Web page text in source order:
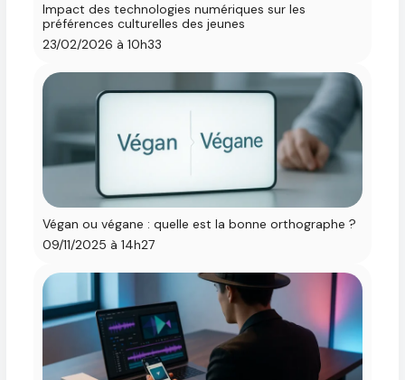
Impact des technologies numériques sur les
préférences culturelles des jeunes
23/02/2026 à 10h33
Végan ou végane : quelle est la bonne orthographe ?
09/11/2025 à 14h27